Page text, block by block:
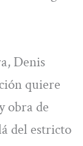
Denis
quiere
obra de
del estricto